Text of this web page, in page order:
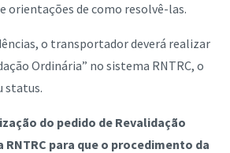
orientações de como resolvê-las.
o transportador deverá realizar
Ordinária” no sistema RNTRC, o
status.
do pedido de Revalidação
para que o procedimento da